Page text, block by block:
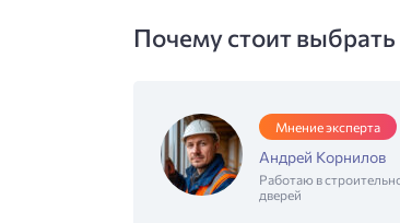
Почему стоит
Мнение эксперта
Андрей Корнилов
Работаю в
дверей